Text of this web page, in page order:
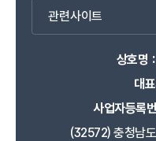
관련사이트
상호명 :
대
사업자등록
(32572) 충청남